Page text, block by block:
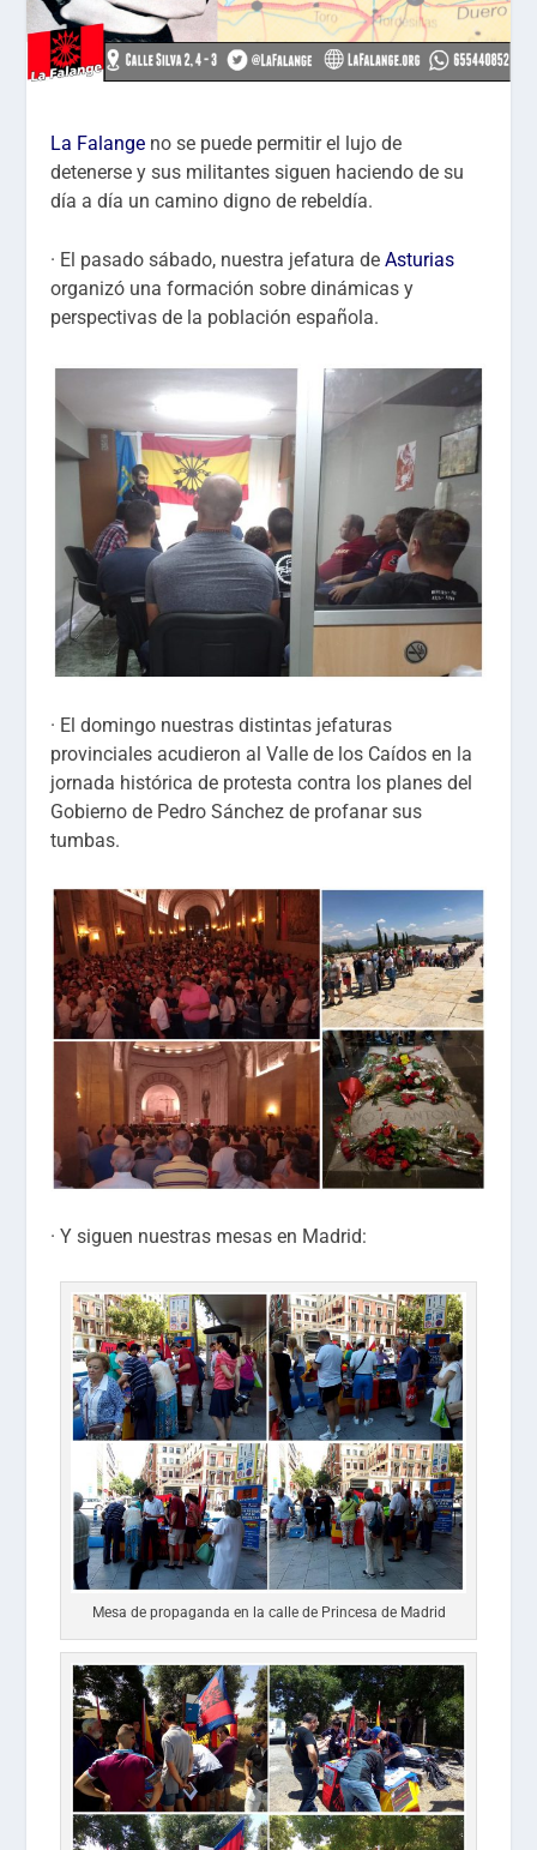
La Falange no se puede permitir el lujo de
detenerse y sus militantes siguen haciendo de su
día a día un camino digno de rebeldía.
· El pasado sábado, nuestra jefatura deAsturias
organizó una formación sobre dinámicas y
perspectivas de la población española.
· El domingo nuestras distintas jefaturas
provinciales acudieron al Valle de los Caídos en la
jornada histórica de protesta contra los planes del
Gobierno de Pedro Sánchez de profanar sus
tumbas.
· Y siguen nuestras mesas en Madrid:
Mesa de propaganda en la calle de Princesa de Madrid